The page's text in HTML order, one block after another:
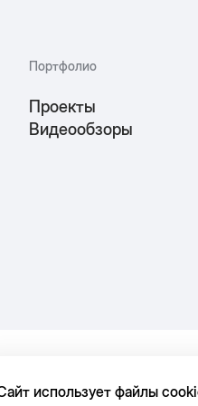
Портфолио
Проекты
Видеообзоры
использует файлы